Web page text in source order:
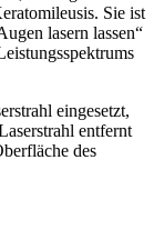
Sie ist
lasern lassen“
eingesetzt,
entfernt
des